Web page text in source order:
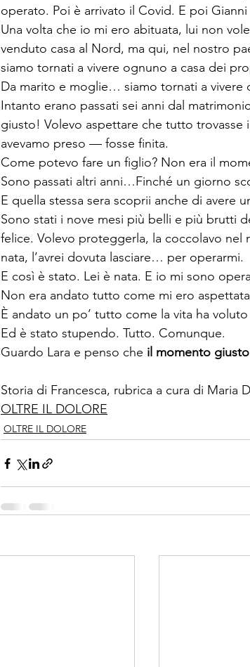
operato. Poi è arrivato il Covid. E poi
Una volta che io mi ero abituata, lui non
venduto casa al Nord, ma qui, nel nostro
siamo tornati a vivere ognuno a casa dei
Da marito e moglie… siamo tornati a vivere
Intanto erano passati sei anni dal
giusto! Volevo aspettare che tutto
avevamo preso — fosse finita.
Come potevo fare un figlio? Non era il
Sono passati altri anni…Finché un giorno
E quella stessa sera scoprii anche di avere
Sono stati i nove mesi più belli e più brutti
felice. Volevo proteggerla, la coccolavo nel
nata, l’avrei dovuta lasciare… per operarmi.
E così è stato. Lei è nata. E io mi sono
Non era andato tutto come mi ero
È andato un po’ tutto come la vita ha voluto
Ed è stato stupendo. Tutto. Comunque.
Guardo Lara e penso che il momento
Storia di Francesca, rubrica a cura di Maria
OLTRE IL DOLORE
OLTRE IL DOLORE